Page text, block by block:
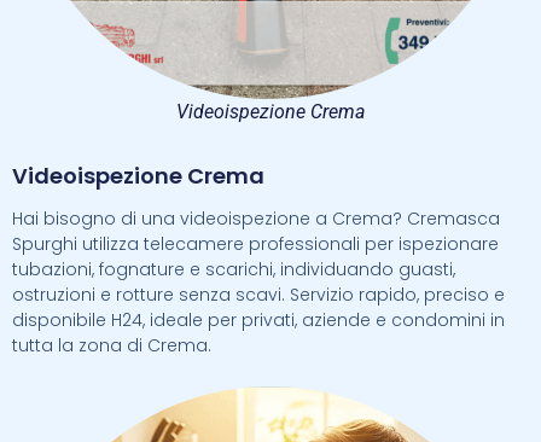
Videoispezione Crema
Videoispezione Crema
Hai bisogno di una videoispezione a Crema? Cremasca
Spurghi utilizza telecamere professionali per ispezionare
tubazioni, fognature e scarichi, individuando guasti,
ostruzioni e rotture senza scavi. Servizio rapido, preciso e
disponibile H24, ideale per privati, aziende e condomini in
tutta la zona di Crema.